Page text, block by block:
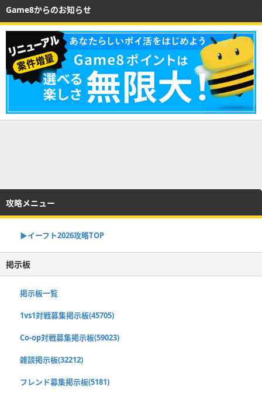
Game8からのお知らせ
攻略メニュー
▶イーフト2026攻略TOP
掲示板
掲示板一覧
1vs1対戦募集掲示板(45705)
Co-op対戦募集掲示板(59023)
雑談掲示板(32212)
フレンド募集掲示板(5181)